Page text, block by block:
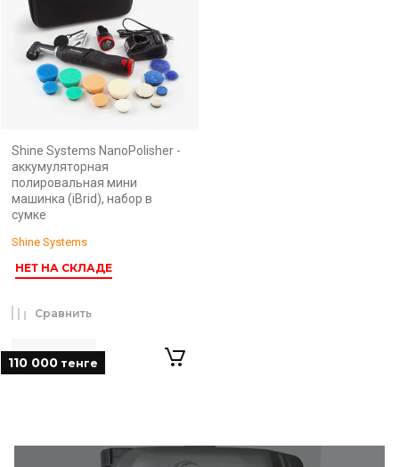
Shine Systems NanoPolisher -
аккумуляторная
полировальная мини
машинка (iBrid), набор в
сумке
Shine Systems
НЕТ НА СКЛАДЕ
110 000 тенге
Сравнить